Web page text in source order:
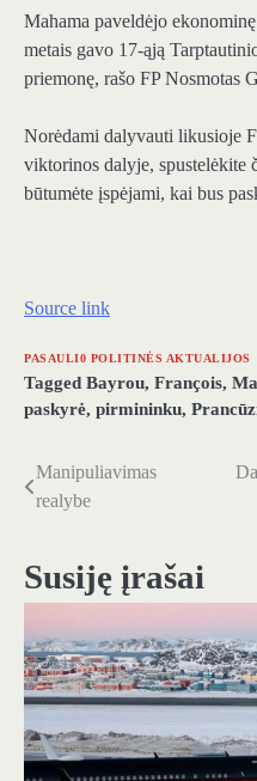
Mahama paveldėjo
metais gavo 17-ąją
priemonę, rašo FP Nosmotas
Norėdami dalyvauti likusioje
viktorinos dalyje, spustelėkite
būtumėte įspėjami, kai bus
Source link
PASAULI0 POLITINĖS AKTUALIJOS
Tagged Bayrou, François,
paskyrė, pirmininku,
Navigacija
tarp
įrašų
Manipuliavimas
realybe
Susiję įrašai